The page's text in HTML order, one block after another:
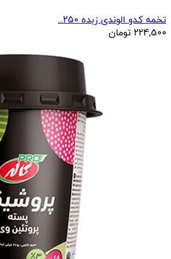
تخمه کدو الوندی زبده 250...
224,500 تومان